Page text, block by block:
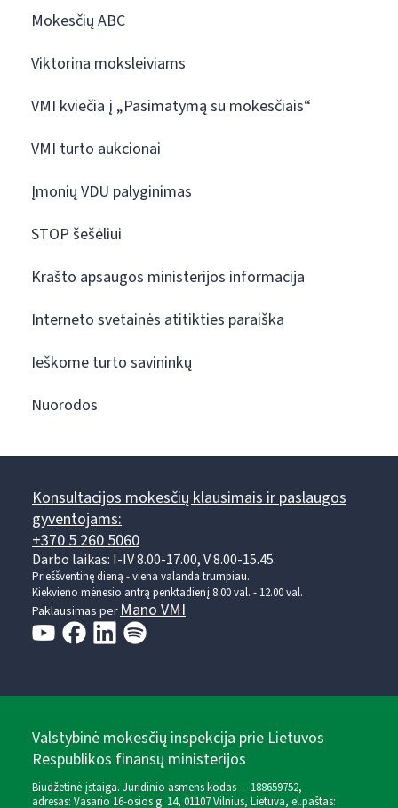
Mokesčių ABC
Viktorina moksleiviams
VMI kviečia į „Pasimatymą su mokesčiais“
VMI turto aukcionai
Įmonių VDU palyginimas
STOP šešėliui
Krašto apsaugos ministerijos informacija
Interneto svetainės atitikties paraiška
Ieškome turto savininkų
Nuorodos
Konsultacijos mokesčių klausimais ir paslaugos
gyventojams:
+370 5 260 5060
Darbo laikas: I-IV 8.00-17.00, V 8.00-15.45.
Prieššventinę dieną - viena valanda trumpiau.
Kiekvieno mėnesio antrą penktadienį 8.00 val. - 12.00 val.
Paklausimas perMano VMI
Valstybinė mokesčių inspekcija prie Lietuvos
Respublikos finansų ministerijos
Biudžetinė įstaiga. Juridinio asmens kodas — 188659752,
adresas: Vasario 16-osios g. 14, 01107 Vilnius, Lietuva, el.paštas: